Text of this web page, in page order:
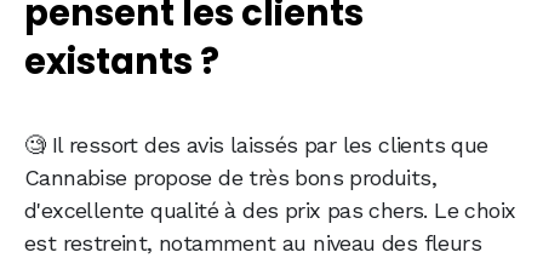
pensent les clients
existants ?
🧐 Il ressort des avis laissés par les clients que
Cannabise propose de très bons produits,
d'excellente qualité à des prix pas chers. Le choix
est restreint, notamment au niveau des fleurs